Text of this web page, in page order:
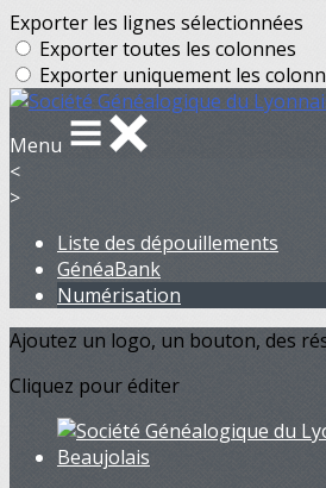
Exporter les lignes sélectionnées
Exporter toutes les colonnes
Exporter uniquement les
Menu
<
>
Liste des dépouillements
GénéaBank
Numérisation
Ajoutez un logo, un bouton, des
Cliquez pour éditer